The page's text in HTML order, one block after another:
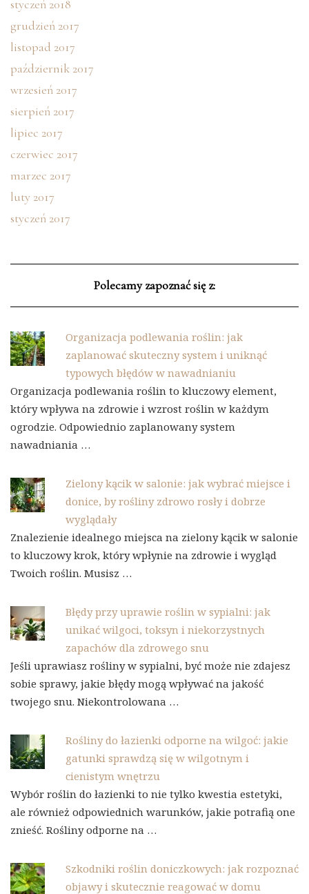
styczeń 2018
grudzień 2017
listopad 2017
październik 2017
wrzesień 2017
sierpień 2017
lipiec 2017
czerwiec 2017
marzec 2017
luty 2017
styczeń 2017
Polecamy zapoznać się z:
Organizacja podlewania roślin: jak
zaplanować skuteczny system i uniknąć
typowych błędów w nawadnianiu
Organizacja podlewania roślin to kluczowy element,
który wpływa na zdrowie i wzrost roślin w każdym
ogrodzie. Odpowiednio zaplanowany system
nawadniania …
Zielony kącik w salonie: jak wybrać miejsce i
donice, by rośliny zdrowo rosły i dobrze
wyglądały
Znalezienie idealnego miejsca na zielony kącik w salonie
to kluczowy krok, który wpłynie na zdrowie i wygląd
Twoich roślin. Musisz …
Błędy przy uprawie roślin w sypialni: jak
unikać wilgoci, toksyn i niekorzystnych
zapachów dla zdrowego snu
Jeśli uprawiasz rośliny w sypialni, być może nie zdajesz
sobie sprawy, jakie błędy mogą wpływać na jakość
twojego snu. Niekontrolowana …
Rośliny do łazienki odporne na wilgoć: jakie
gatunki sprawdzą się w wilgotnym i
cienistym wnętrzu
Wybór roślin do łazienki to nie tylko kwestia estetyki,
ale również odpowiednich warunków, jakie potrafią one
znieść. Rośliny odporne na …
Szkodniki roślin doniczkowych: jak rozpoznać
objawy i skutecznie reagować w domu